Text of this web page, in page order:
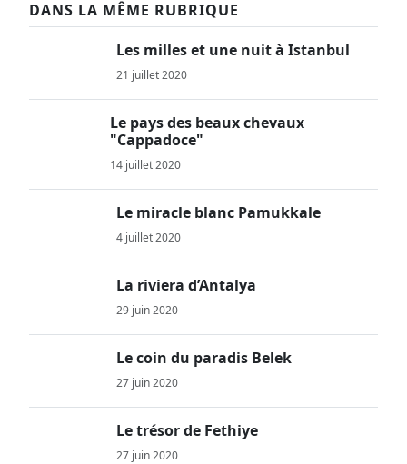
DANS LA MÊME RUBRIQUE
Les milles et une nuit à Istanbul
21 juillet 2020
Le pays des beaux chevaux
"Cappadoce"
14 juillet 2020
Le miracle blanc Pamukkale
4 juillet 2020
La riviera d’Antalya
29 juin 2020
Le coin du paradis Belek
27 juin 2020
Le trésor de Fethiye
27 juin 2020